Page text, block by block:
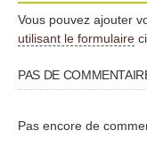
Vous pouvez ajouter
utilisant le formulaire
PAS DE
Pas encore de